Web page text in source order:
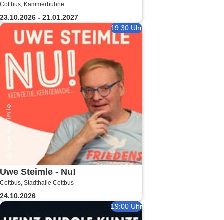
Cottbus
Cottbus, Kammerbühne
23.10.2026 - 21.01.2027
19:30 Uhr
Uwe Steimle - Nu!
Cottbus, Stadthalle Cottbus
24.10.2026
19:00 Uhr